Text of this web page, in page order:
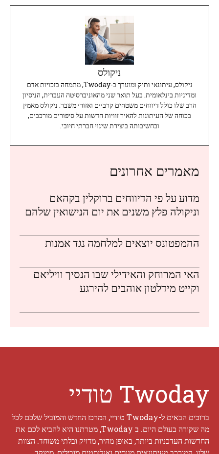
ניקולס
ניקולס, עיתונאי ותיק ומוערך ב-Twoday, מתמחה בזכויות אדם
ומדיניות בינלאומית. בעל תואר שני מהאוניברסיטה העברית, הניסיון
הרב שלו כולל דיווחים משטחים קרביים ואזורי משבר. ניקולס מאמין
בכוחה של העיתונות להאיר זוויות חדשות על סיפורים מורכבים,
ובחשיבותה ביצירת שינוי חברתי חיובי.
מאמרים אחרונים
מדוע על פי הדיווחים ברוקלין בקהאם
וניקולה פלץ משנים את יום הנישואין שלהם
ההמפטונס יוצאים למלחמה נגד אמנות
האי המרוחק והאידילי שבו הנסיך וויליאם
וקייט מידלטון אוהבים להירגע
Twoday טודיי
ברוכים הבאים ל-Twoday טודיי, המרכז החדש והמוביל שלכם לכל
מה שקורה בעולם היום. ב Twoday, מטרתנו היא להביא לכם את
החדשות העדכניות ביותר, באופן מהיר, מדויק ובלתי משוחד. הצוות